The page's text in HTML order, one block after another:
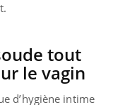
tout
le vagin
d’hygiène intime